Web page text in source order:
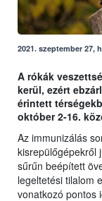
2021. szeptember 27,
A rókák
kerül, ezért
érintett
október 2-16.
Az immunizálás
kisrepülőgépekről
sűrűn beépített
legeltetési tilalom
vonatkozó pontos